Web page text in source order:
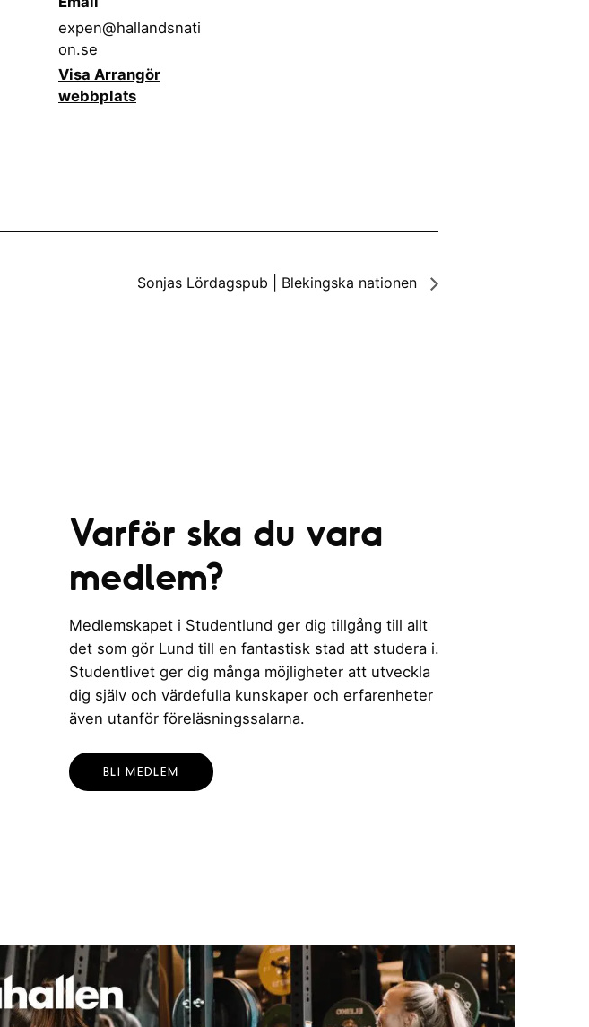
expen@hallandsnati
on.se
Visa Arrangör
webbplats
Sonjas Lördagspub | Blekingska nationen
Varför ska du vara
medlem?
Medlemskapet i Studentlund ger dig tillgång till allt
det som gör Lund till en fantastisk stad att studera i.
Studentlivet ger dig många möjligheter att utveckla
dig själv och värdefulla kunskaper och erfarenheter
även utanför föreläsningssalarna.
BLI MEDLEM